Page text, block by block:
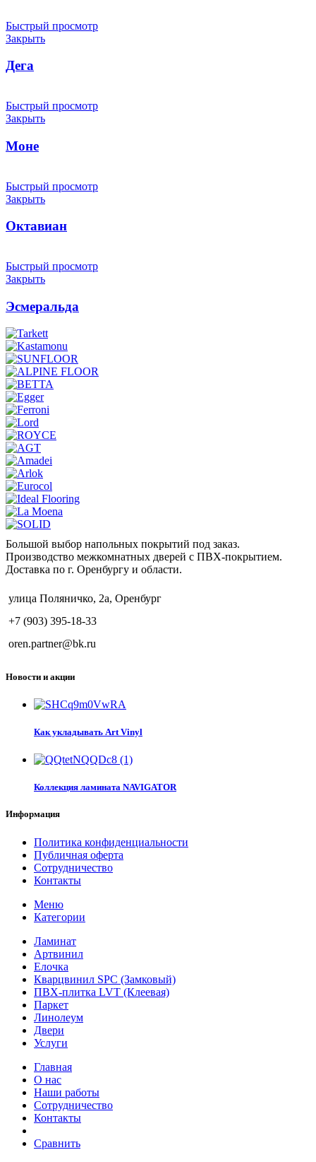
Быстрый просмотр
Закрыть
Дега
Быстрый просмотр
Закрыть
Моне
Быстрый просмотр
Закрыть
Октавиан
Быстрый просмотр
Закрыть
Эсмеральда
Большой выбор напольных покрытий под заказ.
Производство межкомнатных дверей с ПВХ-покрытием.
Доставка по г. Оренбургу и области.
улица Поляничко, 2а, Оренбург
+7 (903) 395-18-33
oren.partner@bk.ru
Новости и акции
Как укладывать Art Vinyl
Коллекция ламината NAVIGATOR
Информация
Политика конфиденциальности
Публичная оферта
Сотрудничество
Контакты
Меню
Категории
Ламинат
Артвинил
Елочка
Кварцвинил SPC (Замковый)
ПВХ-плитка LVT (Клеевая)
Паркет
Линолеум
Двери
Услуги
Главная
О нас
Наши работы
Сотрудничество
Контакты
Сравнить